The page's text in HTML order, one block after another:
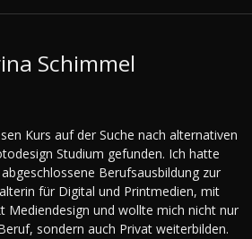
Schimmel
Kurs auf der Suche nach alternativen
Studium gefunden. Ich hatte
Berufsausbildung zur
für Digital und Printmedien, mit
Mediendesign und wollte mich nicht nur
sondern auch Privat weiterbilden.